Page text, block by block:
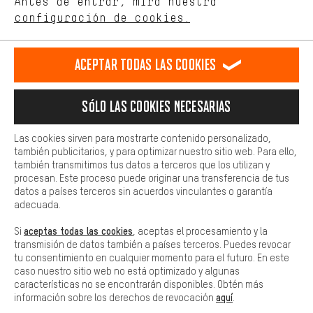
español
ES english Deutsch
RESCINDIR EL CONTRATO Comunidad de Aquisgrán
Aviso Legal Protección de datos Condiciones Generales
Plataforma de reportes Reciclaje de baterias
Configuración de las cookies Ajusta el contraste
Todos los precios indicados son en euros e sin MwSt, más
gastos de envío aEstados Unidos.
configuración de cookies.
comportamiento de compra.
Más confort
cookies de comodidad, creamos enlaces a plataformas de redes
sociales. Esto nos permite proporcionarle más contenido e
adicionales que le ayudarán a encontrar los productos adecuados.
preguntas de forma rápida y sencilla.
Básica
Las cookies básicas aseguran que puedas usar nuestro sitio web.
Aceptar todas las cookies
Sólo las cookies necesarias
Las cookies sirven para mostrarte contenido personalizado,
también publicitarios, y para optimizar nuestro sitio web. Para ello,
también transmitimos tus datos a terceros que los utilizan y
procesan. Este proceso puede originar una transferencia de tus
datos a países terceros sin acuerdos vinculantes o garantía
adecuada.
Si aceptas todas las cookies , aceptas el procesamiento y la
transmisión de datos también a países terceros. Puedes revocar
tu consentimiento en cualquier momento para el futuro. En este
caso nuestro sitio web no está optimizado y algunas
características no se encontrarán disponibles. Obtén más
información sobre los derechos de revocación aquí.